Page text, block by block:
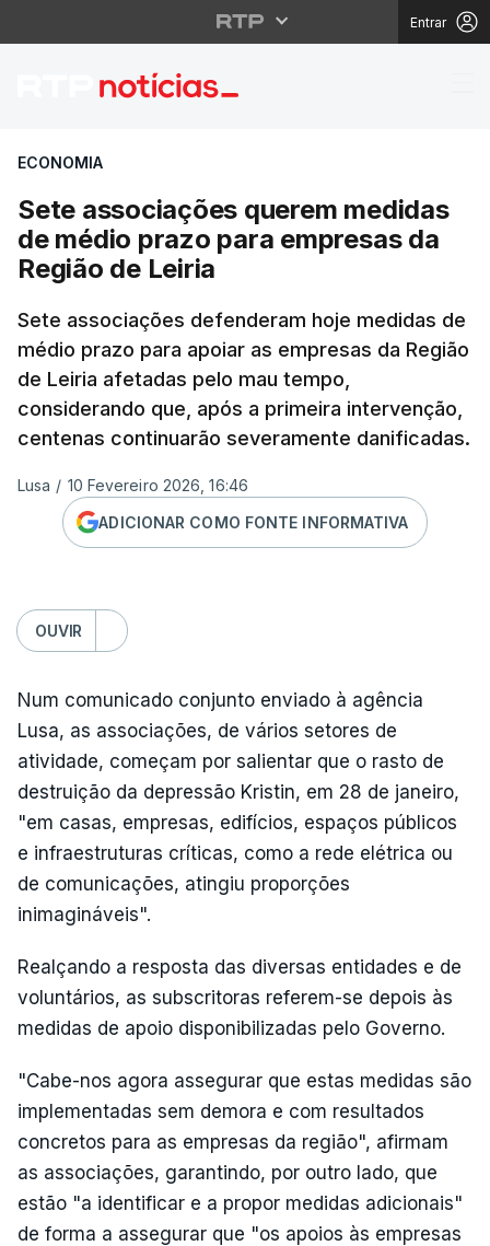
Entrar
Sete associações
ECONOMIA
Sete associações querem medidas
de médio prazo para empresas da
Região de Leiria
Sete associações defenderam hoje medidas de
médio prazo para apoiar as empresas da Região
de Leiria afetadas pelo mau tempo,
considerando que, após a primeira intervenção,
centenas continuarão severamente danificadas.
Lusa / 10 Fevereiro 2026, 16:46
ADICIONAR COMO FONTE INFORMATIVA
OUVIR
Num comunicado conjunto enviado à agência
Lusa, as associações, de vários setores de
atividade, começam por salientar que o rasto de
destruição da depressão Kristin, em 28 de janeiro,
"em casas, empresas, edifícios, espaços públicos
e infraestruturas críticas, como a rede elétrica ou
de comunicações, atingiu proporções
inimagináveis".
Realçando a resposta das diversas entidades e de
voluntários, as subscritoras referem-se depois às
medidas de apoio disponibilizadas pelo Governo.
"Cabe-nos agora assegurar que estas medidas são
implementadas sem demora e com resultados
concretos para as empresas da região", afirmam
as associações, garantindo, por outro lado, que
estão "a identificar e a propor medidas adicionais"
de forma a assegurar que "os apoios às empresas